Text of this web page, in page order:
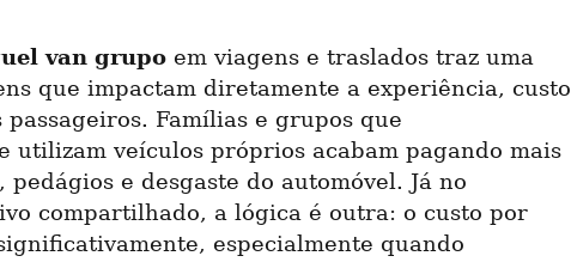
van grupo em viagens e traslados traz uma
que impactam diretamente a experiência, custo
passageiros. Famílias e grupos que
utilizam veículos próprios acabam pagando mais
e desgaste do automóvel. Já no
compartilhado, a lógica é outra: o custo por
especialmente quando